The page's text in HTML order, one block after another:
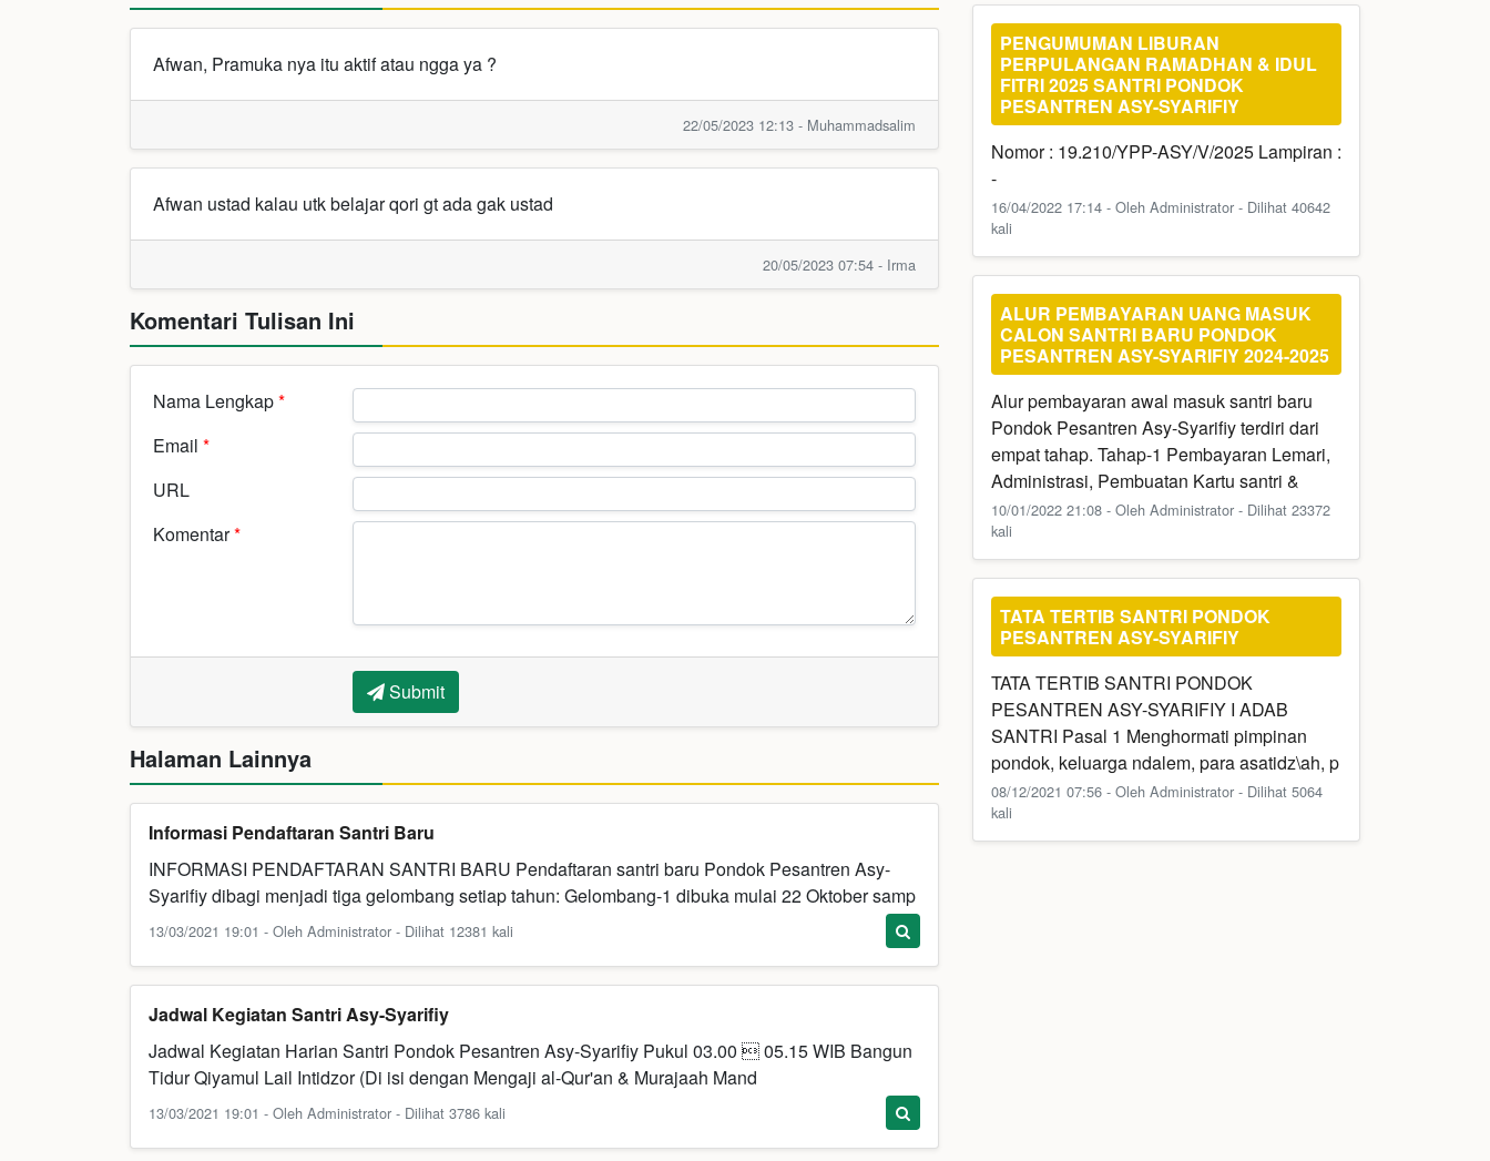
Afwan, Pramuka nya itu aktif atau ngga ya ?
22/05/2023 12:13 - Muhammadsalim
Afwan ustad kalau utk belajar qori gt ada gak ustad
20/05/2023 07:54 - Irma
Komentari Tulisan Ini
Nama Lengkap*
Email *
URL
Komentar*
Submit
Halaman Lainnya
Informasi Pendaftaran Santri Baru
INFORMASI PENDAFTARAN SANTRI BARU Pendaftaran santri baru Pondok Pesantren Asy-
Syarifiy dibagi menjadi tiga gelombang setiap tahun: Gelombang-1 dibuka mulai 22 Oktober samp
13/03/2021 19:01 - Oleh Administrator - Dilihat 12381 kali
Jadwal Kegiatan Santri Asy-Syarifiy
Jadwal Kegiatan Harian Santri Pondok Pesantren Asy-Syarifiy Pukul 03.00  05.15 WIB Bangun
Tidur Qiyamul Lail Intidzor (Di isi dengan Mengaji al-Qur'an & Murajaah Mand
13/03/2021 19:01 - Oleh Administrator - Dilihat 3786 kali
PENGUMUMAN LIBURAN
PERPULANGAN RAMADHAN & IDUL
FITRI 2025 SANTRI PONDOK
PESANTREN ASY-SYARIFIY
Nomor : 19.210/YPP-ASY/V/2025 Lampiran :
-
16/04/2022 17:14 - Oleh Administrator - Dilihat 40642
kali
ALUR PEMBAYARAN UANG MASUK
CALON SANTRI BARU PONDOK
PESANTREN ASY-SYARIFIY 2024-2025
Alur pembayaran awal masuk santri baru
Pondok Pesantren Asy-Syarifiy terdiri dari
empat tahap. Tahap-1 Pembayaran Lemari,
Administrasi, Pembuatan Kartu santri &
10/01/2022 21:08 - Oleh Administrator - Dilihat 23372
kali
TATA TERTIB SANTRI PONDOK
PESANTREN ASY-SYARIFIY
TATA TERTIB SANTRI PONDOK
PESANTREN ASY-SYARIFIY I ADAB
SANTRI Pasal 1 Menghormati pimpinan
pondok, keluarga ndalem, para asatidz\ah, p
08/12/2021 07:56 - Oleh Administrator - Dilihat 5064
kali